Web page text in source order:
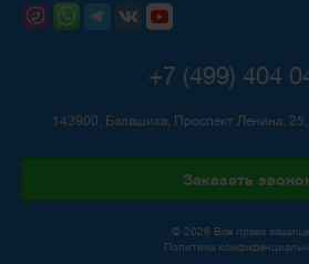
+7 (499) 404
143900, Балашиха, Проспект Ленина,
Заказать
© 2026 Все права
Политика